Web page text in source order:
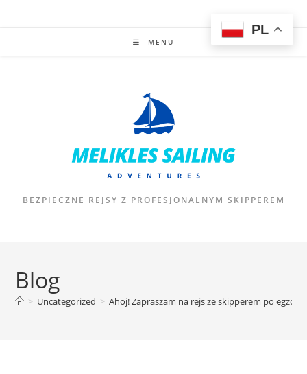
MENU
BEZPIECZNE REJSY Z PROFESJONALNYM SKIPPEREM
Blog
> Uncategorized > Ahoj! Zapraszam na rejs ze skipperem po
PL